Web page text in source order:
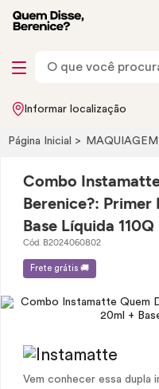
Informar localização
Página Inicial MAQUIAGEM
Combo
Berenice?:
Base Líquida
Cód. B2024060802
Frete grátis 🚚
Vem conhecer essa dupla